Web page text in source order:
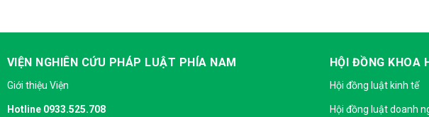
VIỆN NGHIÊN CỨU PHÁP LUẬT PHÍA NAM
Giới thiệu Viện
Hotline 0933.525.708
HỘI ĐỒNG KHOA
Hội đồng luật kinh tế
Hội đồng luật doanh